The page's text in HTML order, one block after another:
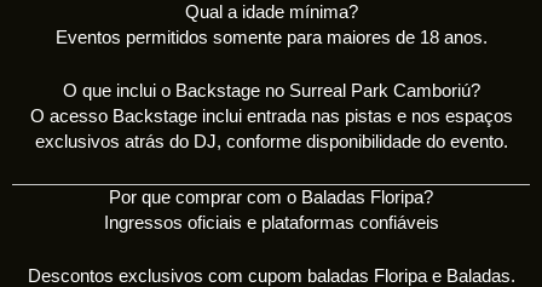
Qual a idade mínima?
Eventos permitidos somente para maiores de 18 anos.
O que inclui o Backstage no Surreal Park Camboriú?
O acesso Backstage inclui entrada nas pistas e nos espaços
exclusivos atrás do DJ, conforme disponibilidade do evento.
Por que comprar com o Baladas Floripa?
Ingressos oficiais e plataformas confiáveis
Descontos exclusivos com cupom baladas Floripa e Baladas.